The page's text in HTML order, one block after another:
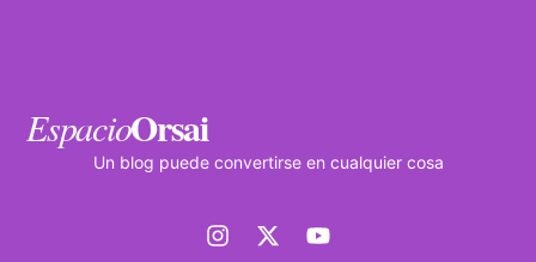
EspacioOrsai
Un blog puede convertirse en cualquier cosa